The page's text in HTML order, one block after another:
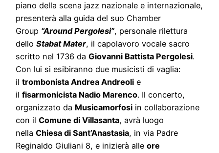
piano della scena jazz nazionale e internazionale,
presenterà alla guida del suo Chamber
Group “Around Pergolesi”, personale rilettura
dello Stabat Mater, il capolavoro vocale sacro
scritto nel 1736 da Giovanni Battista Pergolesi.
Con lui si esibiranno due musicisti di vaglia:
il trombonista Andrea Andreoli e
il fisarmonicista Nadio Marenco. Il concerto,
organizzato da Musicamorfosi in collaborazione
con il Comune di Villasanta, avrà luogo
nella Chiesa di Sant’Anastasia, in via Padre
Reginaldo Giuliani 8, e inizierà alle ore